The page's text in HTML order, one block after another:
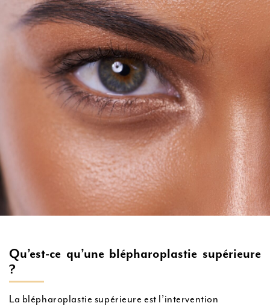
Qu’est-ce qu’une blépharoplastie supérieure
?
La blépharoplastie supérieure est l’intervention